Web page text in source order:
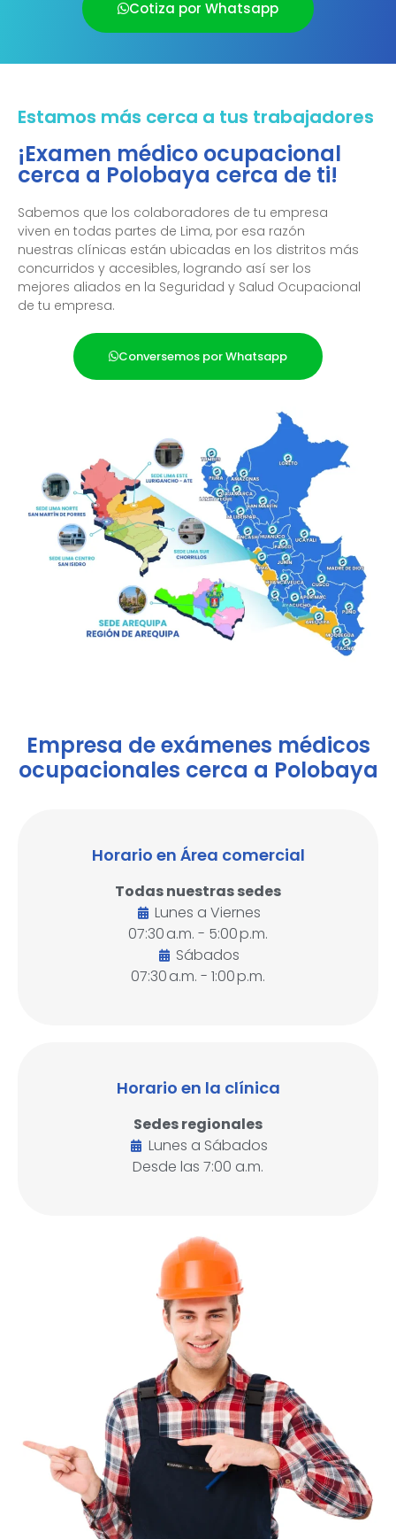
Cotiza por Whatsapp
Estamos más cerca a tus trabajadores
¡Examen médico ocupacional
cerca a Polobaya cerca de ti!
Sabemos que los colaboradores de tu empresa
viven en todas partes de Lima, por esa razón
nuestras clínicas están ubicadas en los distritos más
concurridos y accesibles, logrando así ser los
mejores aliados en la Seguridad y Salud Ocupacional
de tu empresa.
Conversemos por Whatsapp
Empresa de exámenes médicos
ocupacionales cerca a Polobaya
Horario en Área comercial
Todas nuestras sedes
Lunes a Viernes
07:30 a.m. - 5:00 p.m.
Sábados
07:30 a.m. - 1:00 p.m.
Horario en la clínica
Sedes regionales
Lunes a Sábados
Desde las 7:00 a.m.